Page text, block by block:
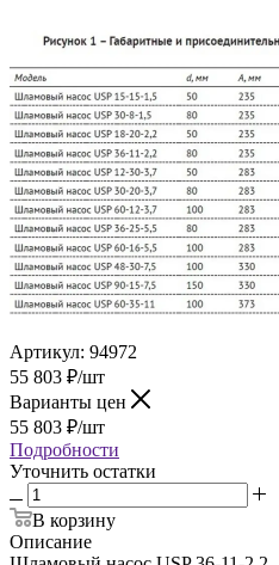
Артикул: 94972
55 803 ₽/шт
Варианты цен
55 803 ₽/шт
Подробности
Уточнить остатки
В корзину
Описание